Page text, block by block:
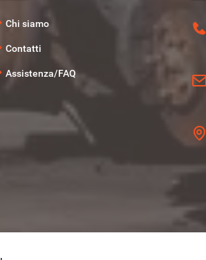
Chi siamo
Contatti
Assistenza/FAQ